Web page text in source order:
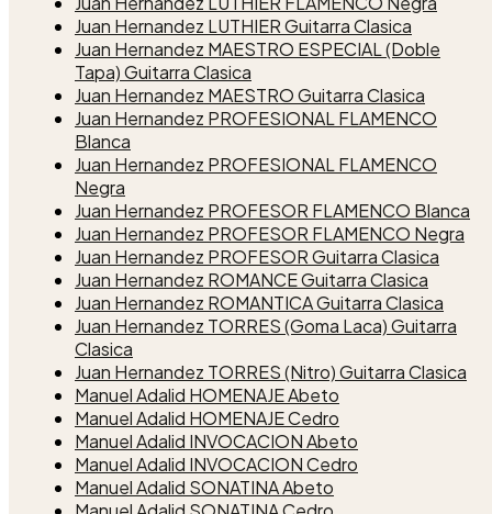
Juan Hernandez LUTHIER Guitarra Clasica
Juan Hernandez MAESTRO ESPECIAL (Doble
Tapa) Guitarra Clasica
Juan Hernandez MAESTRO Guitarra Clasica
Juan Hernandez PROFESIONAL FLAMENCO
Blanca
Juan Hernandez PROFESIONAL FLAMENCO
Negra
Juan Hernandez PROFESOR FLAMENCO Blanca
Juan Hernandez PROFESOR FLAMENCO Negra
Juan Hernandez PROFESOR Guitarra Clasica
Juan Hernandez ROMANCE Guitarra Clasica
Juan Hernandez ROMANTICA Guitarra Clasica
Juan Hernandez TORRES (Goma Laca) Guitarra
Clasica
Juan Hernandez TORRES (Nitro) Guitarra Clasica
Manuel Adalid HOMENAJE Abeto
Manuel Adalid HOMENAJE Cedro
Manuel Adalid INVOCACION Abeto
Manuel Adalid INVOCACION Cedro
Manuel Adalid SONATINA Abeto